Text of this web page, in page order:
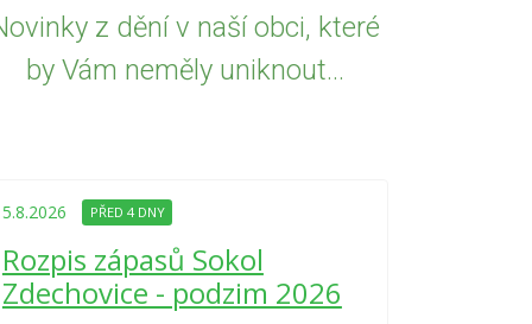
z dění v naší obci, které
by Vám neměly uniknout...
5.8.2026 PŘED 4 DNY
Rozpis zápasů Sokol
Zdechovice - podzim 2026